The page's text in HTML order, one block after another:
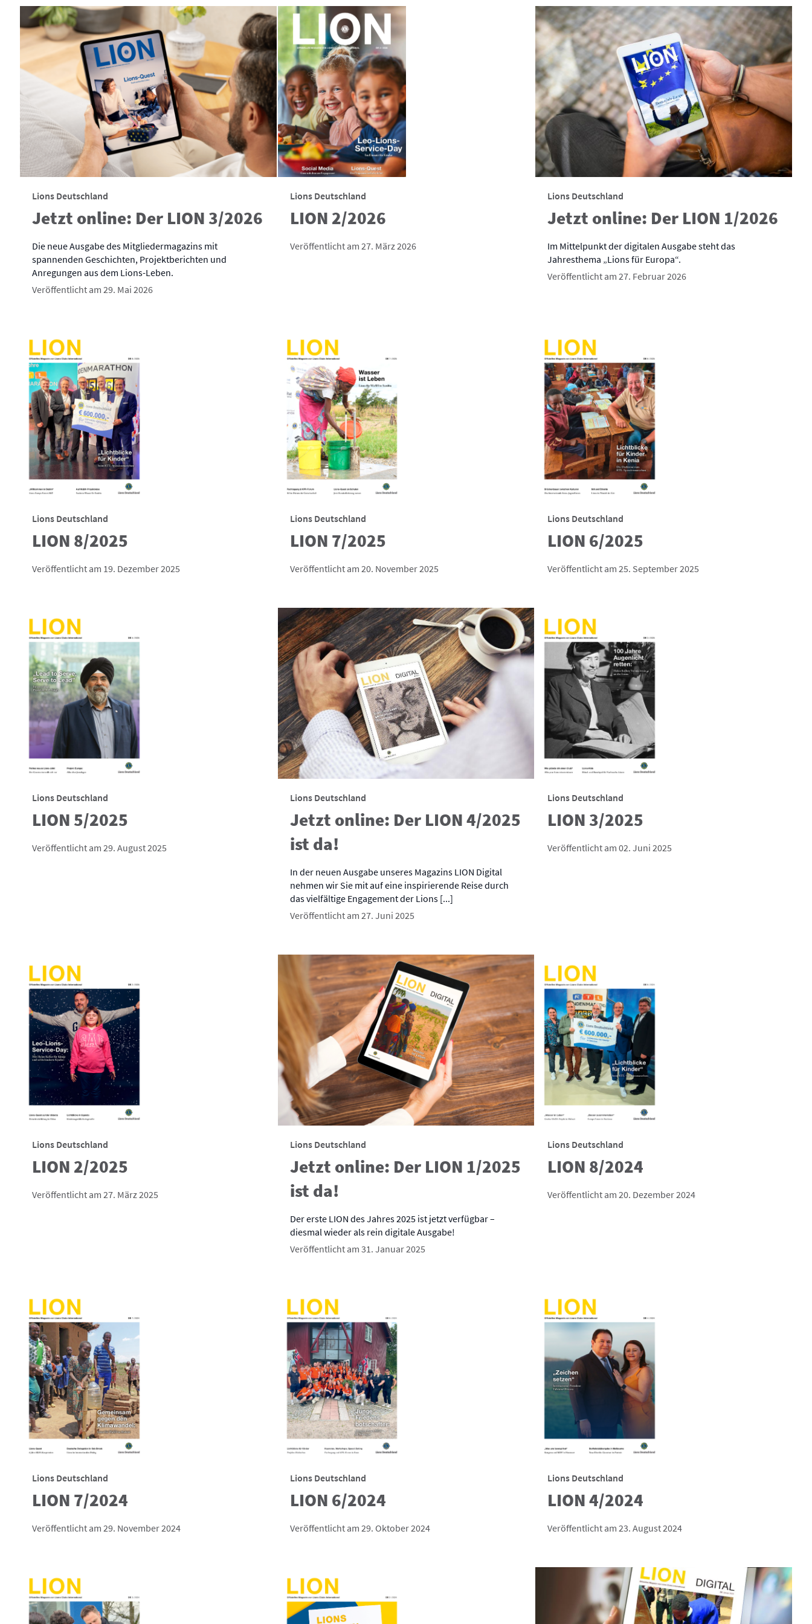
Lions Deutschland
Jetzt online: Der LION 3/2026
Die neue Ausgabe des Mitgliedermagazins mit
spannenden Geschichten, Projektberichten und
Anregungen aus dem Lions-Leben.
Veröffentlicht am 29. Mai 2026
Lions Deutschland
LION 2/2026
Veröffentlicht am 27. März 2026
Lions Deutschland
Jetzt online: Der LION 1/2026
Im Mittelpunkt der digitalen Ausgabe steht das
Jahresthema „Lions für Europa“.
Veröffentlicht am 27. Februar 2026
Lions Deutschland
LION 8/2025
Veröffentlicht am 19. Dezember 2025
Lions Deutschland
LION 7/2025
Veröffentlicht am 20. November 2025
Lions Deutschland
LION 6/2025
Veröffentlicht am 25. September 2025
Lions Deutschland
LION 5/2025
Veröffentlicht am 29. August 2025
Lions Deutschland
Jetzt online: Der LION 4/2025
ist da!
In der neuen Ausgabe unseres Magazins LION Digital
nehmen wir Sie mit auf eine inspirierende Reise durch
das vielfältige Engagement der Lions [...]
Veröffentlicht am 27. Juni 2025
Lions Deutschland
LION 3/2025
Veröffentlicht am 02. Juni 2025
Lions Deutschland
LION 2/2025
Veröffentlicht am 27. März 2025
Lions Deutschland
Jetzt online: Der LION 1/2025
ist da!
Der erste LION des Jahres 2025 ist jetzt verfügbar –
diesmal wieder als rein digitale Ausgabe!
Veröffentlicht am 31. Januar 2025
Lions Deutschland
LION 8/2024
Veröffentlicht am 20. Dezember 2024
Lions Deutschland
LION 7/2024
Veröffentlicht am 29. November 2024
Lions Deutschland
LION 6/2024
Veröffentlicht am 29. Oktober 2024
Lions Deutschland
LION 4/2024
Veröffentlicht am 23. August 2024